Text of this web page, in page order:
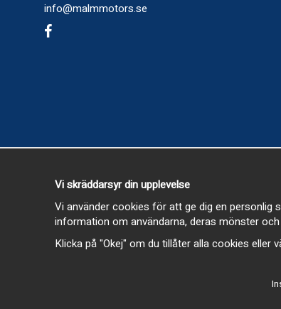
info@malmmotors.se
Vi skräddarsyr din upplevelse
Vi använder cookies för att ge dig en personlig
information om användarna, deras mönster och
Klicka på "Okej" om du tillåter alla cookies eller